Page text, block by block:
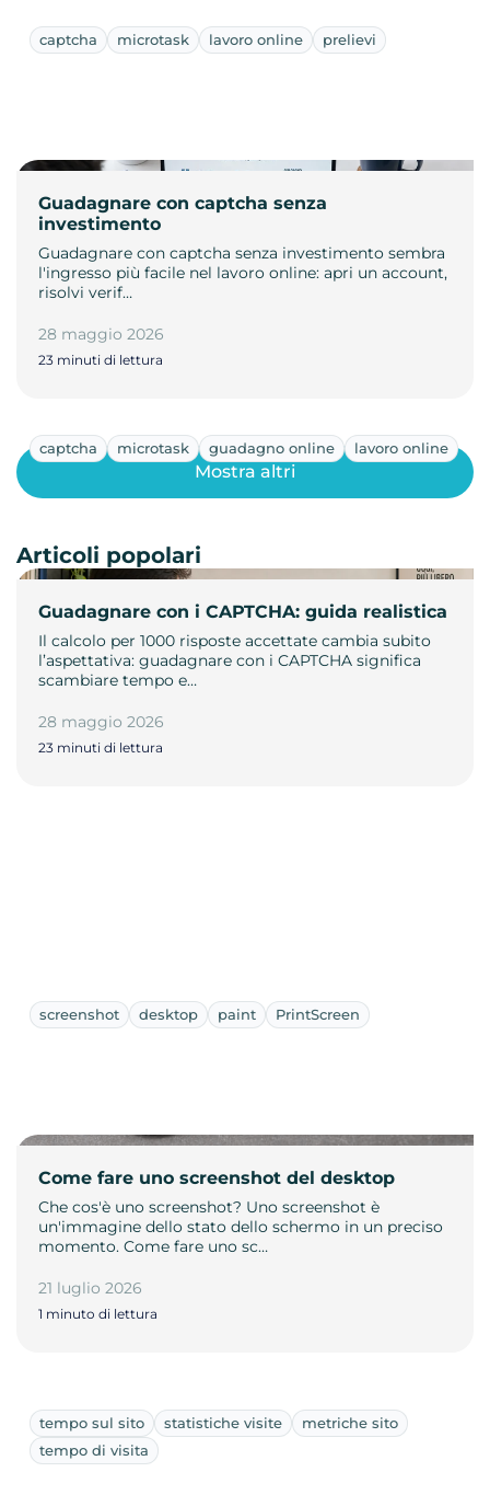
captcha microtask lavoro online prelievi
Guadagnare con captcha senza
investimento
Guadagnare con captcha senza investimento sembra
l'ingresso più facile nel lavoro online: apri un account,
risolvi verif…
28 maggio 2026
23 minuti di lettura
captcha microtask guadagno online lavoro online
Guadagnare con i CAPTCHA: guida realistica
Il calcolo per 1000 risposte accettate cambia subito
l’aspettativa: guadagnare con i CAPTCHA significa
scambiare tempo e…
28 maggio 2026
23 minuti di lettura
Mostra altri
Articoli popolari
screenshot desktop paint PrintScreen
Come fare uno screenshot del desktop
Che cos'è uno screenshot? Uno screenshot è
un'immagine dello stato dello schermo in un preciso
momento. Come fare uno sc…
21 luglio 2026
1 minuto di lettura
tempo sul sito statistiche visite
metriche sito
tempo di visita